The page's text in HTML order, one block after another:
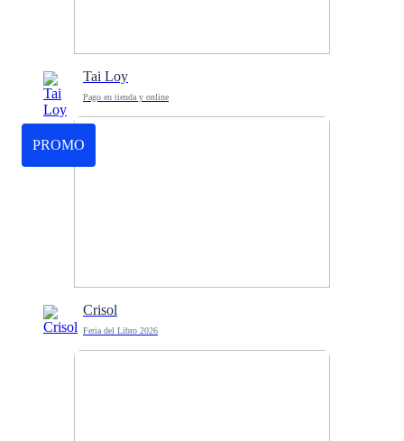
Tai Loy
Pago en tienda y online
PROMO
Crisol
Feria del Libro 2026